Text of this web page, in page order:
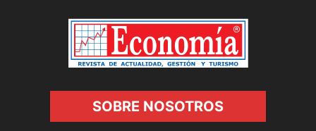
SOBRE NOSOTROS